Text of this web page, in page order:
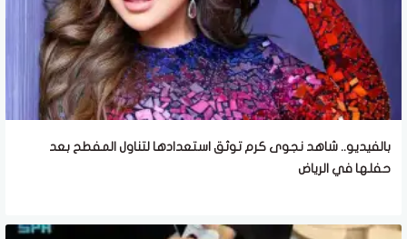
بالفيديو.. شاهد نجوى كرم توثق استعدادها لتناول المفطح بعد
حفلها في الرياض